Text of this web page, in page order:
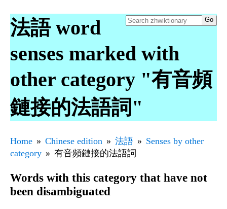
法語 word
senses marked with
other category "有音頻
鏈接的法語詞"
Home Chinese edition 法語
Senses by other
category
有音頻鏈接的法語詞
Words with this category that have not
been disambiguated